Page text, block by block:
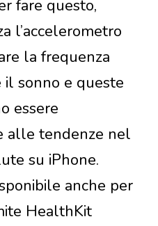
fare questo,
l’accelerometro
la frequenza
il sonno e queste
essere
alle tendenze nel
su iPhone.
anche per
HealthKit